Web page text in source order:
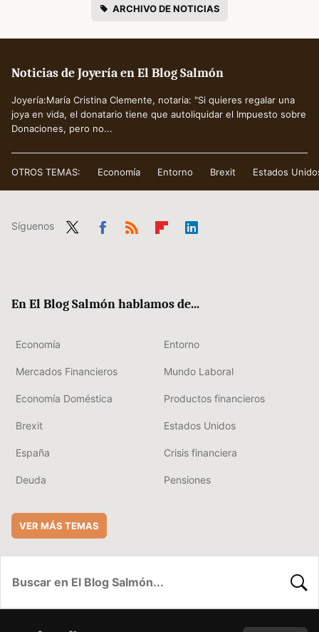
ARCHIVO DE NOTICIAS
Noticias de Joyería en El Blog Salmón
Joyería:María Cristina Clemente, notaria: "Si quieres regalar una
joya en vida, el donatario tiene que autoliquidar el Impuesto sobre
Donaciones, pero no...
OTROS TEMAS: Economía Entorno Brexit Estados
Síguenos
En El Blog Salmón hablamos de...
Economía Entorno
Mercados Financieros Mundo Laboral
Economía Doméstica Productos financieros
Brexit Estados Unidos
España Crisis financiera
Deuda Pensiones
VER MÁS TEMAS